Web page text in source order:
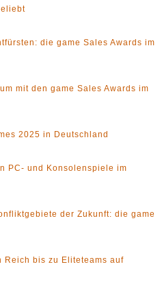
die game Sales Awards im
mit den game Sales Awards im
2025 in Deutschland
PC- und Konsolenspiele im
der Zukunft: die game
Reich bis zu Eliteteams auf